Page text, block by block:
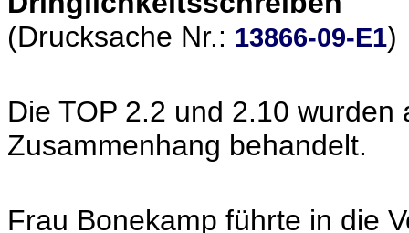
(Drucksache Nr.: 13866-09-E1)
Die TOP 2.2 und 2.10
Zusammenhang behandelt.
Frau Bonekamp führte in die